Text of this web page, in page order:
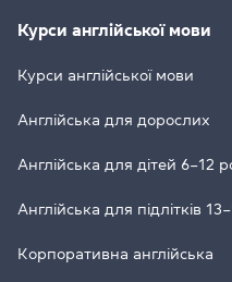
Курси англійської мови
Курси англійської мови
Англійська для дорослих
Англійська для дітей 6–12
Англійська для підлітків
Корпоративна англійська